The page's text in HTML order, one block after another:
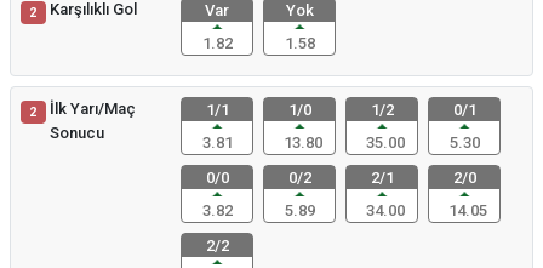
2 Karşılıklı Gol
Var
1.82
Yok
1.58
2
İlk Yarı/Maç
Sonucu
1/1
3.81
1/0
13.80
1/2
35.00
0/1
5.30
0/0
3.82
0/2
5.89
2/1
34.00
2/0
14.05
2/2